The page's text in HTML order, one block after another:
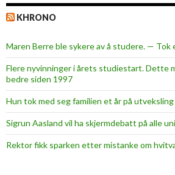
KHRONO
Maren Berre ble sykere av å studere. — Tok
Flere nyvinninger i årets studiestart. Dette
bedre siden 1997
Hun tok med seg familien et år på utveksling
Sigrun Aasland vil ha skjerm­debatt på alle
Rektor fikk sparken etter mistanke om